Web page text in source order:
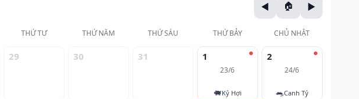
THỨ TƯ THỨ NĂM THỨ SÁU THỨ BẢY CHỦ NHẬT
29 30 31 1
23/6
🐖Kỷ Hợi
2
24/6
🐀Canh Tý